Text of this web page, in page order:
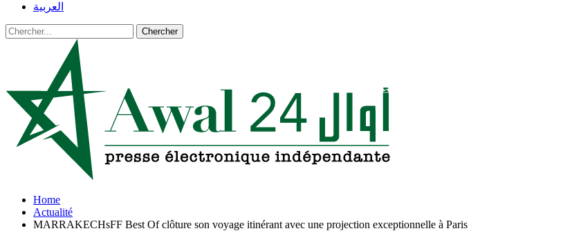
العربية
Home
Actualité
MARRAKECHsFF Best Of clôture son voyage itinérant avec une projection exceptionnelle à Paris